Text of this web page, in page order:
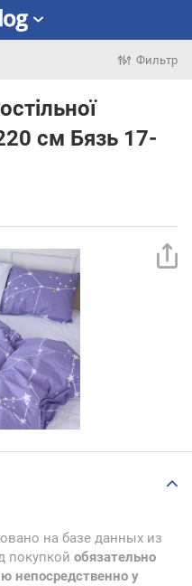
Фильтр
см Бязь 17-
на базе данных из
покупкой обязательно
непосредственно у